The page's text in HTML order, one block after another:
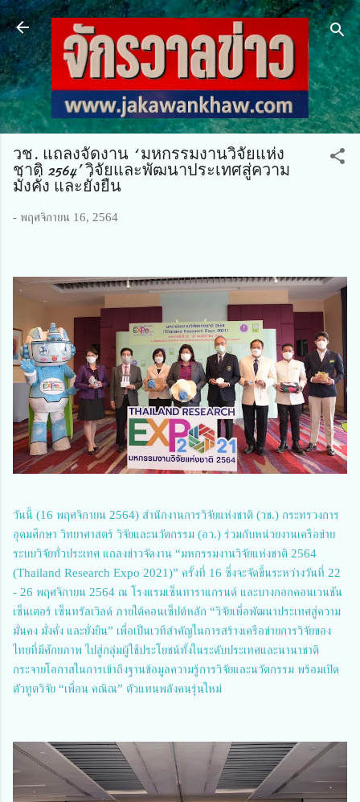
ข้ามไปที่เนื้อหาหลัก
วช. แถลงจัดงาน ‘ มหกรรมงานวิจัยแห่ง
ชาติ 2564’ วิจัยและพัฒนาประเทศสู่ความ
มั่งคั่ง และยั่งยืน
- พฤศจิกายน 16, 2564
วันนี้ (16 พฤศจิกายน 2564) สำนักงานการวิจัยแห่งชาติ (วช.) กระทรวงการ
อุดมศึกษา วิทยาศาสตร์ วิจัยและนวัตกรรม (อว.) ร่วมกับหน่วยงานเครือข่าย
ระบบวิจัยทั่วประเทศ แถลงข่าวจัดงาน “มหกรรมงานวิจัยแห่งชาติ 2564
(Thailand Research Expo 2021)” ครั้งที่ 16 ซึ่งจะจัดขึ้นระหว่างวันที่ 22
- 26 พฤศจิกายน 2564 ณ โรงแรมเซ็นทาราแกรนด์ และบางกอกคอนเวนชัน
เซ็นเตอร์ เซ็นทรัลเวิลด์ ภายใต้คอนเซ็ปต์หลัก “วิจัยเพื่อพัฒนาประเทศสู่ความ
มั่นคง มั่งคั่ง และยั่งยืน” เพื่อเป็นเวทีสำคัญในการสร้างเครือข่ายการวิจัยของ
ไทยที่มีศักยภาพ ไปสู่กลุ่มผู้ใช้ประโยชน์ทั้งในระดับประเทศและนานาชาติ
กระจายโอกาสในการเข้าถึงฐานข้อมูลความรู้การวิจัยและนวัตกรรม พร้อมเปิด
ตัวทูตวิจัย “เพื่อน คณิณ” ตัวแทนพลังคนรุ่นใหม่